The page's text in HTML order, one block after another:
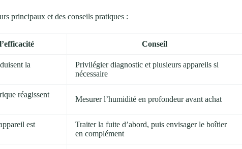
principaux et des conseils pratiques :
Conseil
la
Privilégier diagnostic et plusieurs appareils si
nécessaire
réagissent
Mesurer l’humidité en profondeur avant achat
est
Traiter la fuite d’abord, puis envisager le boîtier
en complément